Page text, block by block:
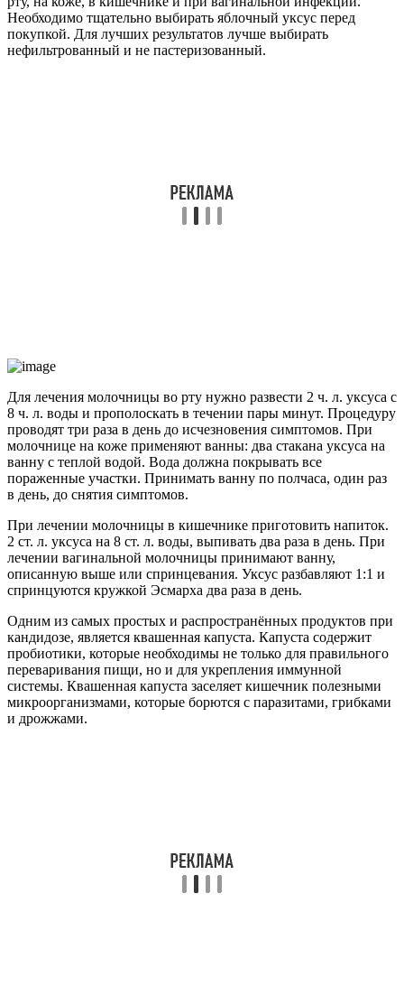
Необходимо тщательно выбирать яблочный уксус перед
покупкой. Для лучших результатов лучше выбирать
нефильтрованный и не пастеризованный.
Для лечения молочницы во рту нужно развести 2 ч. л. уксуса с
8 ч. л. воды и прополоскать в течении пары минут. Процедуру
проводят три раза в день до исчезновения симптомов. При
молочнице на коже применяют ванны: два стакана уксуса на
ванну с теплой водой. Вода должна покрывать все
пораженные участки. Принимать ванну по полчаса, один раз
в день, до снятия симптомов.
При лечении молочницы в кишечнике приготовить напиток.
2 ст. л. уксуса на 8 ст. л. воды, выпивать два раза в день. При
лечении вагинальной молочницы принимают ванну,
описанную выше или спринцевания. Уксус разбавляют 1:1 и
спринцуются кружкой Эсмарха два раза в день.
Одним из самых простых и распространённых продуктов при
кандидозе, является квашенная капуста. Капуста содержит
пробиотики, которые необходимы не только для правильного
переваривания пищи, но и для укрепления иммунной
системы. Квашенная капуста заселяет кишечник полезными
микроорганизмами, которые борются с паразитами, грибками
и дрожжами.